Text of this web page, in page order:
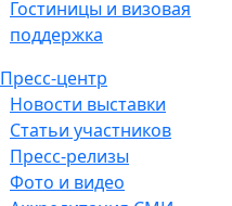
Гостиницы и визовая
поддержка
Пресс-центр
Новости выставки
Статьи участников
Пресс-релизы
Фото и видео